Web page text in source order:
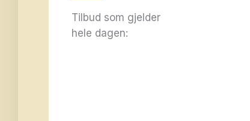
Tilbud som gjelder
hele dagen: